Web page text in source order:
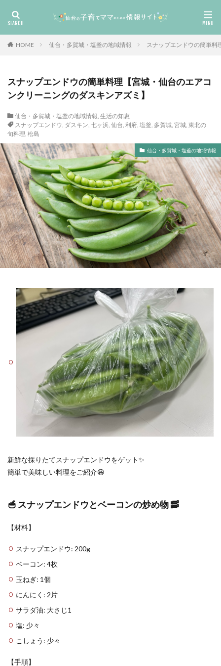
HOME 仙台・多賀城・塩釜の地域情報 スナップエンドウの簡単料
スナップエンドウの簡単料理【宮城・仙台のエアコ
ンクリーニングのダスキンアズミ】
仙台・多賀城・塩釜の地域情報, 生活の知恵
スナップエンドウ, ダスキン, 七ヶ浜, 仙台, 利府, 塩釜, 多賀城, 宮城, 東北の
旬料理, 松島
仙台・多賀城・塩釜の地域情報
新鮮な採りたてスナップエンドウをゲット✨
簡単で美味しい料理をご紹介😆
🥣 スナップエンドウとベーコンの炒め物 🥓
【材料】
スナップエンドウ: 200g
ベーコン: 4枚
玉ねぎ: 1個
にんにく: 2片
サラダ油: 大さじ1
塩: 少々
こしょう: 少々
【手順】